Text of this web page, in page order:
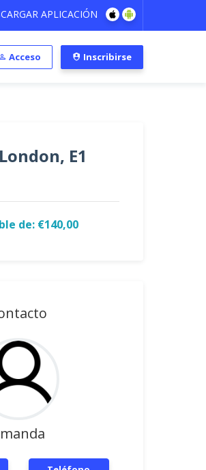
APLICACIÓN
Acceso Inscribirse
E1
de: €140,00